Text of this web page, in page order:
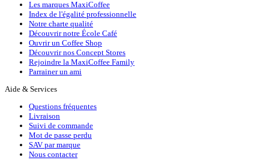
Les marques MaxiCoffee
Index de l'égalité professionnelle
Notre charte qualité
Découvrir notre École Café
Ouvrir un Coffee Shop
Découvrir nos Concept Stores
Rejoindre la MaxiCoffee Family
Parrainer un ami
Aide & Services
Questions fréquentes
Livraison
Suivi de commande
Mot de passe perdu
SAV par marque
Nous contacter